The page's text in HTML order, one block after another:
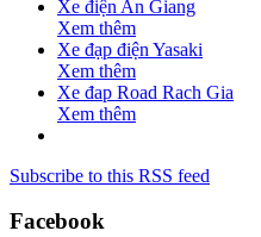
Xe điện An Giang
Xem thêm
Xe đạp điện Yasaki
Xem thêm
Xe đap Road Rach Gia
Xem thêm
Subscribe to this RSS feed
Facebook